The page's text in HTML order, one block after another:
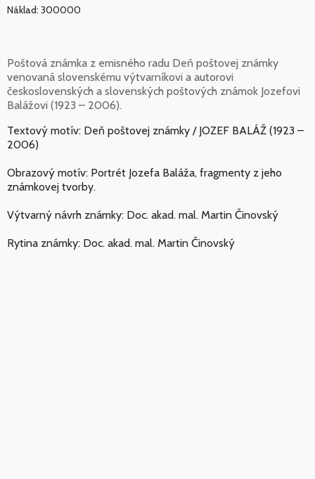
Náklad: 300000
Poštová známka z emisného radu Deň poštovej známky
venovaná slovenskému výtvarníkovi a autorovi
československých a slovenských poštových známok Jozefovi
Balážovi (1923 – 2006).
Textový motív: Deň poštovej známky / JOZEF BALÁŽ (1923 –
2006)
Obrazový motív: Portrét Jozefa Baláža, fragmenty z jeho
známkovej tvorby.
Výtvarný návrh známky: Doc. akad. mal. Martin Činovský
Rytina známky: Doc. akad. mal. Martin Činovský